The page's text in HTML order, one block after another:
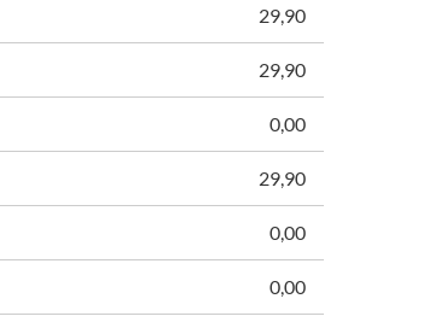
29,90
29,90
0,00
29,90
0,00
0,00